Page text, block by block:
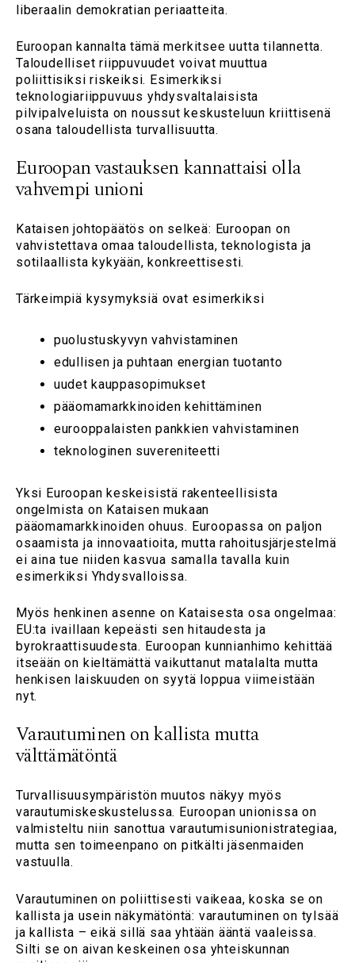
liberaalin demokratian periaatteita.
Euroopan kannalta tämä merkitsee uutta tilannetta.
Taloudelliset riippuvuudet voivat muuttua
poliittisiksi riskeiksi. Esimerkiksi
teknologiariippuvuus yhdysvaltalaisista
pilvipalveluista on noussut keskusteluun kriittisenä
osana taloudellista turvallisuutta.
Euroopan vastauksen kannattaisi olla
vahvempi unioni
Kataisen johtopäätös on selkeä: Euroopan on
vahvistettava omaa taloudellista, teknologista ja
sotilaallista kykyään, konkreettisesti.
Tärkeimpiä kysymyksiä ovat esimerkiksi
puolustuskyvyn vahvistaminen
edullisen ja puhtaan energian tuotanto
uudet kauppasopimukset
pääomamarkkinoiden kehittäminen
eurooppalaisten pankkien vahvistaminen
teknologinen suvereniteetti
Yksi Euroopan keskeisistä rakenteellisista
ongelmista on Kataisen mukaan
pääomamarkkinoiden ohuus. Euroopassa on paljon
osaamista ja innovaatioita, mutta rahoitusjärjestelmä
ei aina tue niiden kasvua samalla tavalla kuin
esimerkiksi Yhdysvalloissa.
Myös henkinen asenne on Kataisesta osa ongelmaa:
EU:ta ivaillaan kepeästi sen hitaudesta ja
byrokraattisuudesta. Euroopan kunnianhimo kehittää
itseään on kieltämättä vaikuttanut matalalta mutta
henkisen laiskuuden on syytä loppua viimeistään
nyt.
Varautuminen on kallista mutta
välttämätöntä
Turvallisuusympäristön muutos näkyy myös
varautumiskeskustelussa. Euroopan unionissa on
valmisteltu niin sanottua varautumisunionistrategiaa,
mutta sen toimeenpano on pitkälti jäsenmaiden
vastuulla.
Varautuminen on poliittisesti vaikeaa, koska se on
kallista ja usein näkymätöntä: varautuminen on tylsää
ja kallista – eikä sillä saa yhtään ääntä vaaleissa.
Silti se on aivan keskeinen osa yhteiskunnan